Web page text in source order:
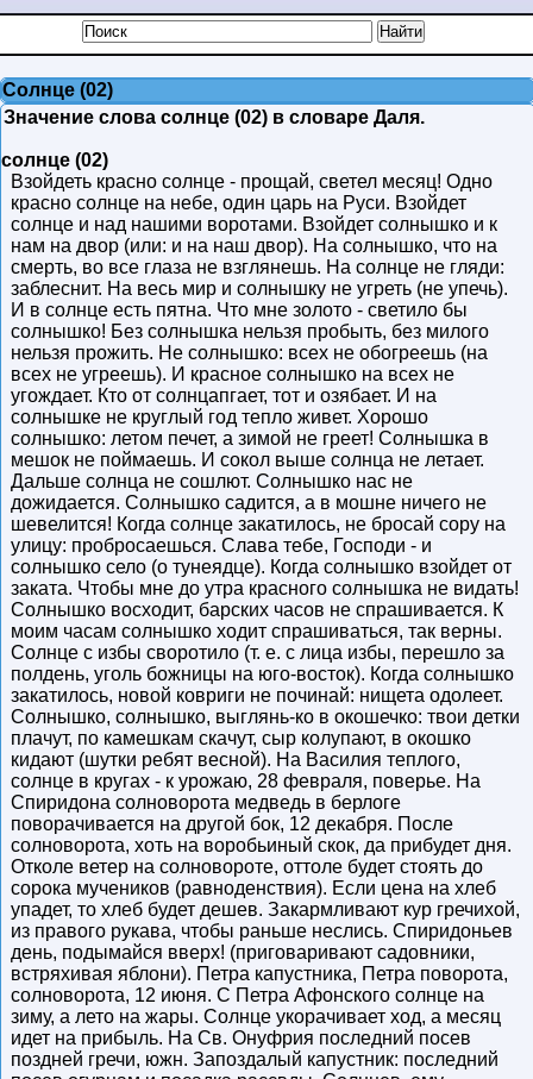
Солнце (02)
Значение слова солнце (02) в словаре Даля.
солнце (02)
Взойдеть красно солнце - прощай, светел месяц! Одно
красно солнце на небе, один царь на Руси. Взойдет
солнце и над нашими воротами. Взойдет солнышко и к
нам на двор (или: и на наш двор). На солнышко, что на
смерть, во все глаза не взглянешь. На солнце не гляди:
заблеснит. На весь мир и солнышку не угреть (не упечь).
И в солнце есть пятна. Что мне золото - светило бы
солнышко! Без солнышка нельзя пробыть, без милого
нельзя прожить. Не солнышко: всех не обогреешь (на
всех не угреешь). И красное солнышко на всех не
угождает. Кто от солнцапгает, тот и озябает. И на
солнышке не круглый год тепло живет. Хорошо
солнышко: летом печет, а зимой не греет! Солнышка в
мешок не поймаешь. И сокол выше солнца не летает.
Дальше солнца не сошлют. Солнышко нас не
дожидается. Солнышко садится, а в мошне ничего не
шевелится! Когда солнце закатилось, не бросай сору на
улицу: пробросаешься. Слава тебе, Господи - и
солнышко село (о тунеядце). Когда солнышко взойдет от
заката. Чтобы мне до утра красного солнышка не видать!
Солнышко восходит, барских часов не спрашивается. К
моим часам солнышко ходит спрашиваться, так верны.
Солнце с избы своротило (т. е. с лица избы, перешло за
полдень, уголь божницы на юго-восток). Когда солнышко
закатилось, новой ковриги не починай: нищета одолеет.
Солнышко, солнышко, выглянь-ко в окошечко: твои детки
плачут, по камешкам скачут, сыр колупают, в окошко
кидают (шутки ребят весной). На Василия теплого,
солнце в кругах - к урожаю, 28 февраля, поверье. На
Спиридона солноворота медведь в берлоге
поворачивается на другой бок, 12 декабря. После
солноворота, хоть на воробьиный скок, да прибудет дня.
Отколе ветер на солновороте, оттоле будет стоять до
сорока мучеников (равноденствия). Если цена на хлеб
упадет, то хлеб будет дешев. Закармливают кур гречихой,
из правого рукава, чтобы раньше неслись. Спиридоньев
день, подымайся вверх! (приговаривают садовники,
встряхивая яблони). Петра капустника, Петра поворота,
солноворота, 12 июня. С Петра Афонского солнце на
зиму, а лето на жары. Солнце укорачивает ход, а месяц
идет на прибыль. На Св. Онуфрия последний посев
поздней гречи, южн. Запоздалый капустник: последний